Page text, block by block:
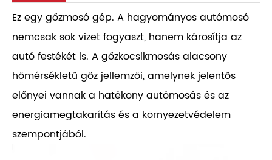
Ez egy gőzmosó gép. A hagyományos autómosó
nemcsak sok vizet fogyaszt, hanem károsítja az
autó festékét is. A gőzkocsikmosás alacsony
hőmérsékletű gőz jellemzői, amelynek jelentős
előnyei vannak a hatékony autómosás és az
energiamegtakarítás és a környezetvédelem
szempontjából.